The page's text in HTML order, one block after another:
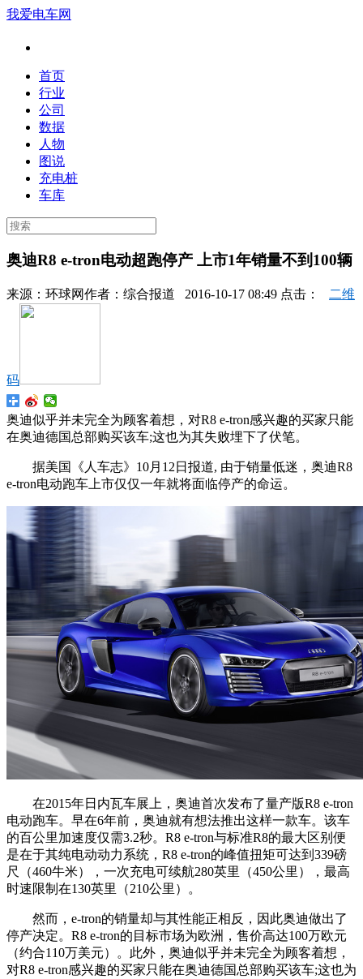
我爱电车网
首页
行业
公司
数据
人物
图说
充电桩
车库
奥迪R8 e-tron电动超跑停产 上市1年销量不到100辆
来源： 环球网作者： 综合报道 2016-10-17 08:49 点击： 二维
码
奥迪似乎并未完全为顾客着想，对R8 e-tron感兴趣的买家只能
在奥迪德国总部购买该车;这也为其失败埋下了伏笔。
据美国《人车志》10月12日报道, 由于销量低迷，奥迪R8
e-tron电动跑车上市仅仅一年就将面临停产的命运。
在2015年日内瓦车展上，奥迪首次发布了量产版R8 e-tron
电动跑车。早在6年前，奥迪就有想法推出这样一款车。该车
的百公里加速度仅需3.2秒。R8 e-tron与标准R8的最大区别便
是在于其纯电动动力系统，R8 e-tron的峰值扭矩可达到339磅
尺（460牛米），一次充电可续航280英里（450公里），最高
时速限制在130英里（210公里）。
然而，e-tron的销量却与其性能正相反，因此奥迪做出了
停产决定。R8 e-tron的目标市场为欧洲，售价高达100万欧元
（约合110万美元）。此外，奥迪似乎并未完全为顾客着想，
对R8 e-tron感兴趣的买家只能在奥迪德国总部购买该车;这也为